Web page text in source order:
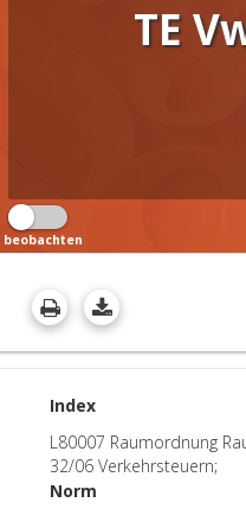
TE
beobachten
Index
L80007 Raumordnung
32/06 Verkehrsteuern;
Norm